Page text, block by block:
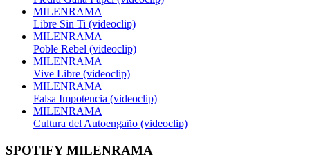
MILENRAMA
Libre Sin Ti (videoclip)
MILENRAMA
Poble Rebel (videoclip)
MILENRAMA
Vive Libre (videoclip)
MILENRAMA
Falsa Impotencia (videoclip)
MILENRAMA
Cultura del Autoengaño (videoclip)
SPOTIFY MILENRAMA